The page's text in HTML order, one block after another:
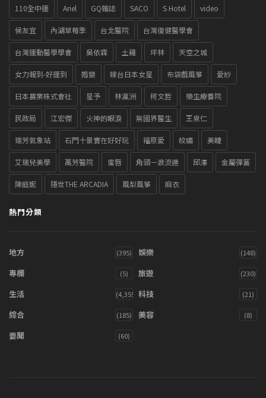
110全中運 Ariel GQ雜誌 SACO S Hotel video
侯友宜 內湖草莓季 台北醫院 台灣復健醫學會
台灣運動醫學學會 吳依霖 土雞 坪林 天空之城
女力報到-好運到 婚變 嫁台日本女星 布袋戲風箏 愛紗
日本農業株式會社 星予 林瀛洲 柯文哲 樂生療養院
民政局 江宏傑 火神的眼淚 無國界醫生 王泉仁
瑞芳氣象站 石門十景實在好好玩 福原愛 紋繡 美睫
艾瑞兒美學 萬芳醫院 蜜唇 角頭－浪流連 邱澤 金屬彈簧
陳庭妮 隱世THE ARCADIA 風梨風箏 麻衣
熱門分類
地方 (395) 娛樂 (148)
專欄 (5) 旅遊 (230)
生活 (4,355) 科技 (21)
綜合 (185) 美容 (8)
要聞 (60)